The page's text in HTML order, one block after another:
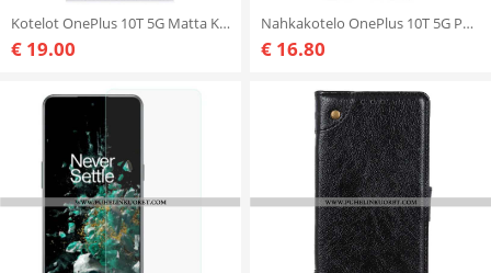
Kotelot OnePlus 10T 5G Matta Keinonahka
€ 19.00
Nahkakotelo OnePlus 10T 5G Pöllöjen Heimo
€ 16.80